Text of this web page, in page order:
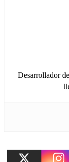
Desarrollador